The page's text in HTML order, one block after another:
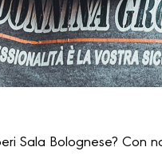
Sala Bolognese? Con